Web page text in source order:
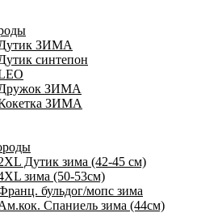
ЗИМА
синтепон
ЗИМА
ЗИМА
Дутик зима (42-45 см)
зима (50-53см)
бульдог/мопс зима
Спаниель зима (44см)